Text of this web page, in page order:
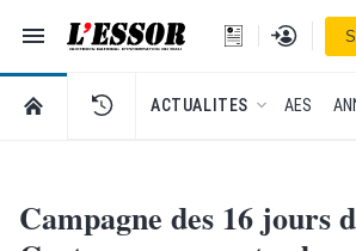
Navigation
L'Essor - retour à la une
Se
RETOUR À LA PAGE D’ACCUEIL DE L'ESSOR
ACTUALITES AES
Campagne des 16 jours